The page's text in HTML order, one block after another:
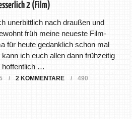
2 (Film)
unerbittlich nach draußen und
früh meine neueste Film-
für heute gedanklich schon mal
ich euch allen dann frühzeitig
hoffentlich …
2 KOMMENTARE
490